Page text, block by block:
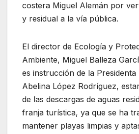
costera Miguel Alemán por
y residual a la vía pública.
El director de Ecología y
Ambiente, Miguel Balleza
es instrucción de la Presidenta
Abelina López Rodríguez,
de las descargas de aguas
franja turística, ya que se ha
mantener playas limpias y